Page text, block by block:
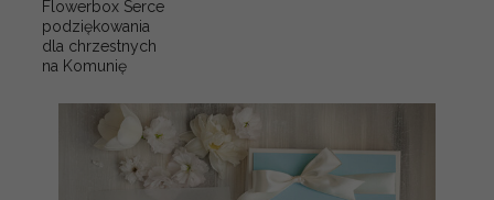
Flowerbox Serce
podziękowania
dla chrzestnych
na Komunię